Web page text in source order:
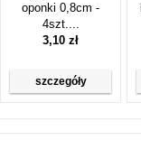
oponki 0,8cm -
4szt....
3,10 zł
szczegóły